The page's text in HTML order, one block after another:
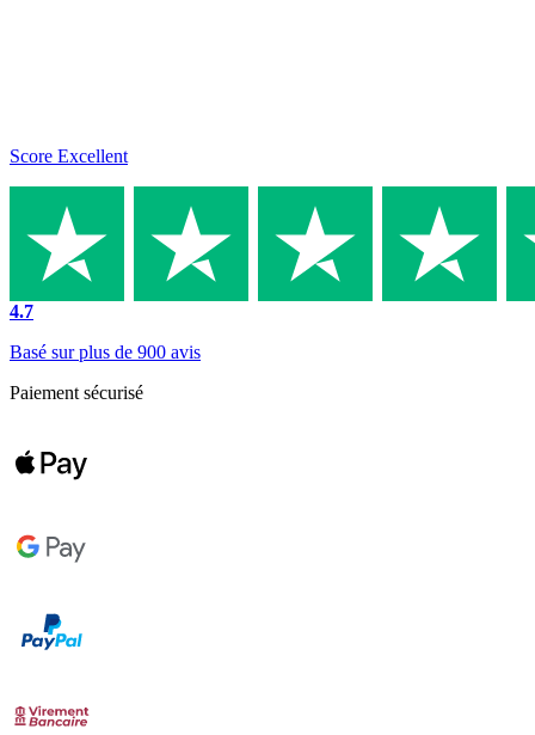
Score Excellent
4.7
Basé sur plus de 900 avis
Paiement sécurisé